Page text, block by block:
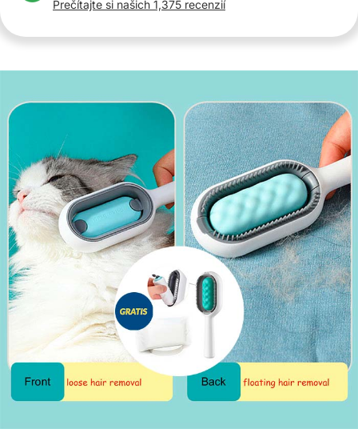
Prečítajte si našich 1,375 recenzií